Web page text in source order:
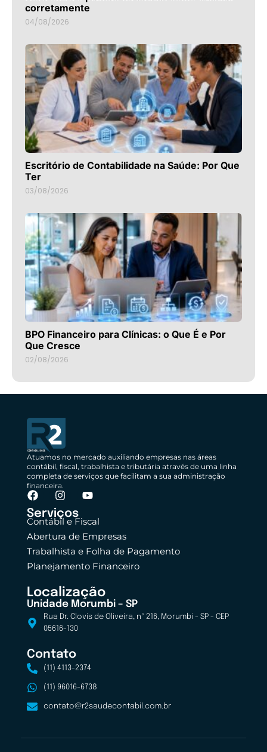
corretamente
04/08/2026
Escritório de Contabilidade na Saúde: Por Que
Ter
03/08/2026
BPO Financeiro para Clínicas: o Que É e Por
Que Cresce
02/08/2026
Atuamos no mercado auxiliando empresas nas áreas
contábil, fiscal, trabalhista e tributária através de uma linha
completa de serviços que facilitam a sua administração
financeira.
Serviços
Contábil e Fiscal
Abertura de Empresas
Trabalhista e Folha de Pagamento
Planejamento Financeiro
Localização
Unidade Morumbi – SP
Rua Dr. Clovis de Oliveira, nº 216, Morumbi - SP - CEP
05616-130
Contato
(11) 4113-2374
(11) 96016-6738
contato@r2saudecontabil.com.br